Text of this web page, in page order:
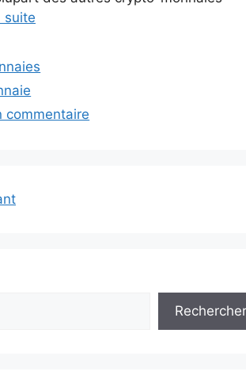
suite
commentaire
Rechercher